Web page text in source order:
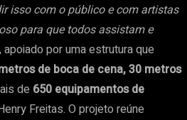
isso com o público e com artistas
para que todos assistam e
por uma estrutura que
de boca de cena, 30 metros
de 650 equipamentos de
Freitas. O projeto reúne